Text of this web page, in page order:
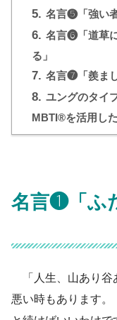
5. 名言❺「強い
6. 名言❻「道草
る」
7. 名言❼「羨ま
8. ユングのタイ
MBTI®を活用し
名言❶「ふ
「人生、山あり谷
悪い時もあります。